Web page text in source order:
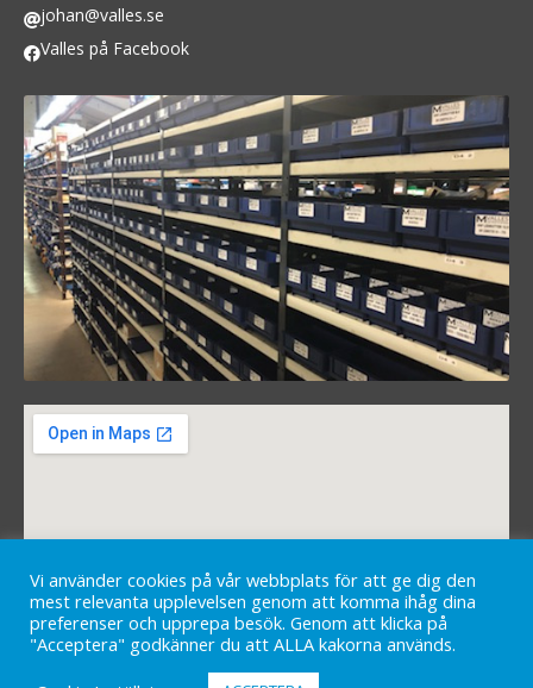
johan@valles.se
Valles på Facebook
Vi använder cookies på vår webbplats för att ge dig den
mest relevanta upplevelsen genom att komma ihåg dina
preferenser och upprepa besök. Genom att klicka på
"Acceptera" godkänner du att ALLA kakorna används.